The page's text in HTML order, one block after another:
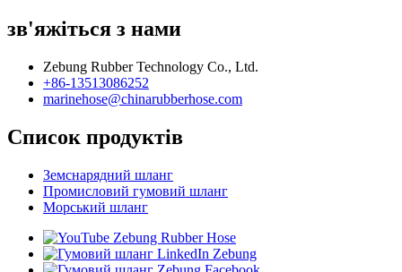
зв'яжіться з нами
Zebung Rubber Technology Co., Ltd.
+86-13513086252
marinehose@chinarubberhose.com
Список продуктів
Земснарядний шланг
Промисловий гумовий шланг
Морський шланг